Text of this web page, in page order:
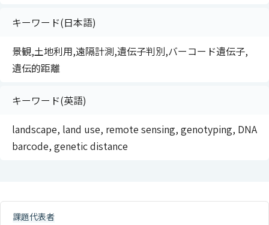
キーワード(日本語)
景観,土地利用,遠隔計測,遺伝子判別,バーコード遺伝子,
遺伝的距離
キーワード(英語)
landscape, land use, remote sensing, genotyping, DNA
barcode, genetic distance
課題代表者